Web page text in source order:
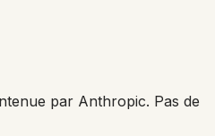
par Anthropic. Pas de